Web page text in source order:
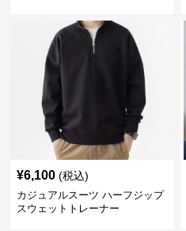
¥6,100 (税込)
カジュアルスーツ ハーフジップ
スウェットトレーナー